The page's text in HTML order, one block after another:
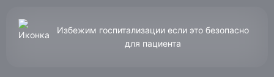
Избежим госпитализации если это безопасно
для пациента